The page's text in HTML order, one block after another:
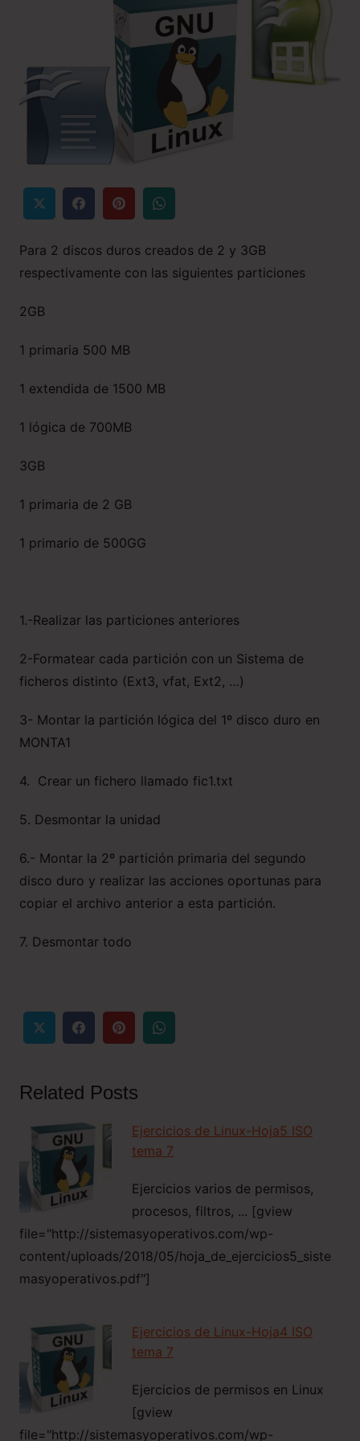
Para 2 discos duros creados de 2 y 3GB
respectivamente con las siguientes particiones
2GB
1 primaria 500 MB
1 extendida de 1500 MB
1 lógica de 700MB
3GB
1 primaria de 2 GB
1 primario de 500GG
1.-Realizar las particiones anteriores
2-Formatear cada partición con un Sistema de
ficheros distinto (Ext3, vfat, Ext2, …)
3- Montar la partición lógica del 1º disco duro en
MONTA1
4. Crear un fichero llamado fic1.txt
5. Desmontar la unidad
6.- Montar la 2º partición primaria del segundo
disco duro y realizar las acciones oportunas para
copiar el archivo anterior a esta partición.
7. Desmontar todo
Related Posts
Ejercicios de Linux-Hoja5 ISO
tema 7
Ejercicios varios de permisos,
procesos, filtros, ... [gview
file="http://sistemasyoperativos.com/wp-
content/uploads/2018/05/hoja_de_ejercicios5_siste
masyoperativos.pdf"]
Ejercicios de Linux-Hoja4 ISO
tema 7
Ejercicios de permisos en Linux
[gview
file="http://sistemasyoperativos.com/wp-